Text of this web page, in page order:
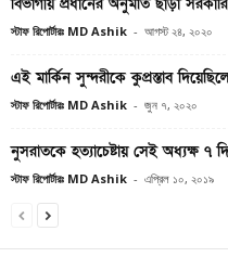
স্টাফ রিপোর্টারঃ MD Ashik - আগস্ট ২৪, ২০২০
এই মার্কিন সুন্দরীকে কুপ্রস্তাব
স্টাফ রিপোর্টারঃ MD Ashik - জুন ৭, ২০২০
নুসরাতকে হত্যাচেষ্টায় সেই অধ্যক্ষ ৭
স্টাফ রিপোর্টারঃ MD Ashik - এপ্রিল ১০, ২০১৯